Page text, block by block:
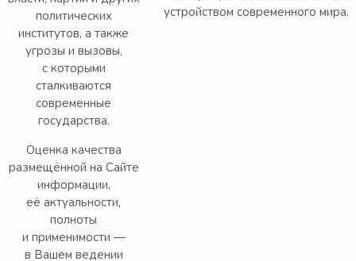
политических
институтов, а также
угрозы и вызовы,
с которыми
сталкиваются
современные
государства.
Оценка качества
размещённой на Сайте
информации,
её актуальности,
полноты
и применимости —
в Вашем ведении
устройством современного мира.